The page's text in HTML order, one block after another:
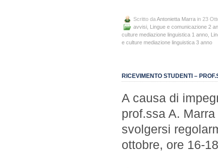
Scritto daAntonietta Marra in 23
avvisi, Lingue e comunicazione 2
culture mediazione linguistica 1 anno,
e culture mediazione linguistica 3 anno
RICEVIMENTO STUDENTI –
A causa di
prof.ssa A.
svolgersi
ottobre, ore 16-